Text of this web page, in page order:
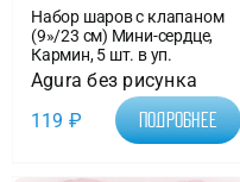
Набор шаров с клапаном
(9»/23 см) Мини-сердце,
Кармин, 5 шт. в уп.
Agura без рисунка
119 ₽ Подробнее